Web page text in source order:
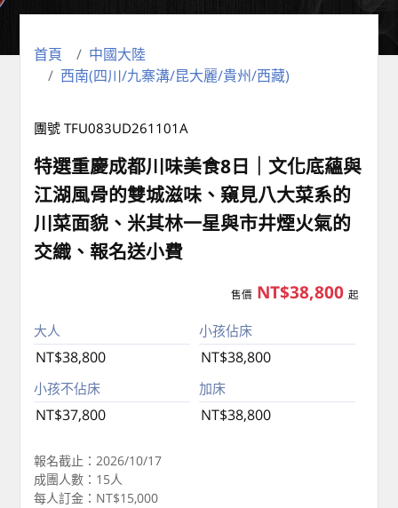
首頁
中國大陸
西南(四川/九寨溝/昆大麗/貴州/西藏)
團號 TFU083UD261101A
特選重慶成都川味美食8日｜文化底蘊與
江湖風骨的雙城滋味、窺見八大菜系的
川菜面貌、米其林一星與市井煙火氣的
交織、報名送小費
售價 NT$38,800 起
大人
NT$38,800
小孩佔床
NT$38,800
小孩不佔床
NT$37,800
加床
NT$38,800
報名截止：2026/10/17
成團人數：15人
每人訂金：NT$15,000